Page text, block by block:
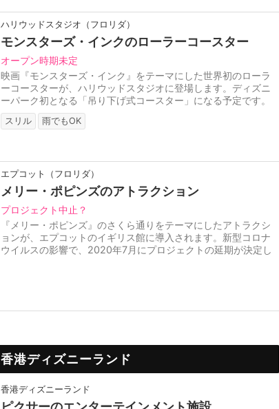
ハリウッドスタジオ（フロリダ）
モンスターズ・インクのローラーコースター
オープン時期未定
映画『モンスターズ・インク』をテーマにした世界初のローラ
ーコースターが、ハリウッドスタジオに登場します。ディズニ
ーパーク初となる「吊り下げ式コースター」になる予定です。
たくさんのドアが並ぶ空間を高...
スリル 雨でもOK
エプコット（フロリダ）
メリー・ポピンズのアトラクション
プロジェクト中止？
『メリー・ポピンズ』のさくら通りをテーマにしたアトラクシ
ョンが、エプコットのイギリス館に導入されます。新型コロナ
ウイルスの影響で、2020年7月にプロジェクトの延期が決定し
香港ディズニーランド
香港ディズニーランド